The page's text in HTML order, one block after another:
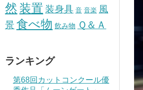
然 装置 装身具 音 音楽 風
景 食べ物 飲み物 Ｑ＆Ａ
ランキング
第68回カットコンクール優